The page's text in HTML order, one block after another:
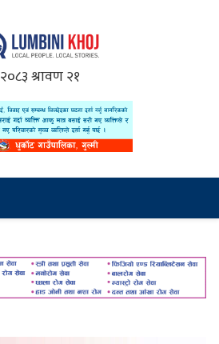
२०८३ श्रावण २१